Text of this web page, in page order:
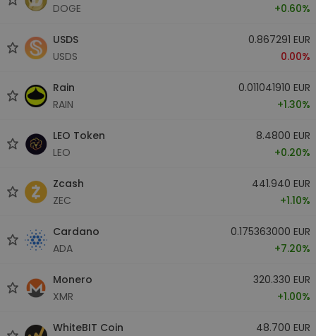
DOGE
+0.60%
USDS
USDS
0.867291 EUR
0.00%
Rain
RAIN
0.011041910 EUR
+1.30%
LEO Token
LEO
8.4800 EUR
+0.20%
Zcash
ZEC
441.940 EUR
+1.10%
Cardano
ADA
0.175363000 EUR
+7.20%
Monero
XMR
320.330 EUR
+1.00%
WhiteBIT Coin
48.700 EUR